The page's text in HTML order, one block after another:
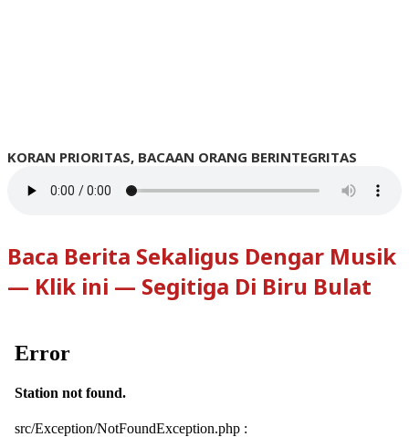
KORAN PRIORITAS, BACAAN ORANG BERINTEGRITAS
Baca Berita Sekaligus Dengar Musik
— Klik ini — Segitiga Di Biru Bulat